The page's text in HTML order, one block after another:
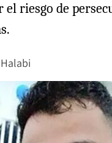
el riesgo de